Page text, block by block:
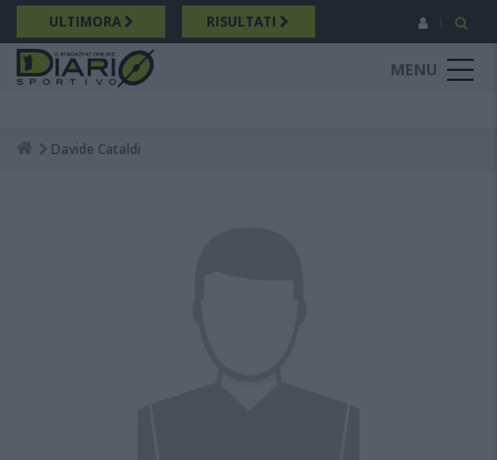
Salta
al
contenuto
principale
ULTIMORA RISULTATI
MENU
Breadcrumb
Davide Cataldi